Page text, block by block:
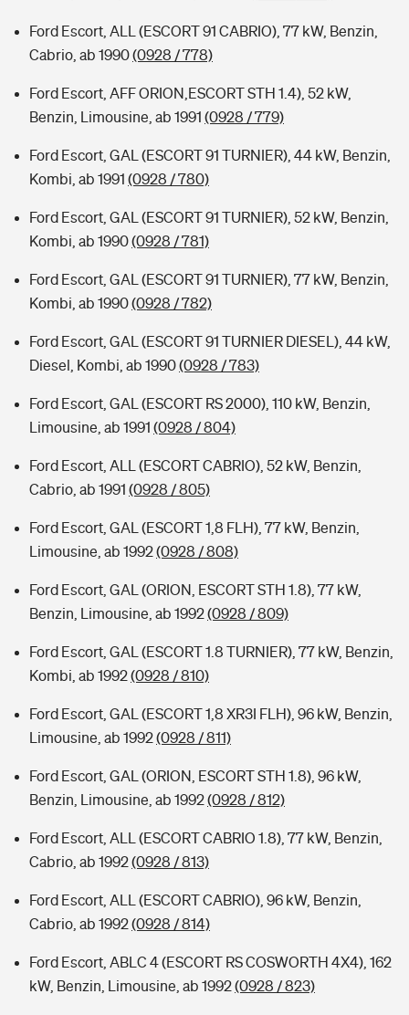
Ford Escort, ALL (ESCORT 91 CABRIO), 77 kW, Benzin,
Cabrio, ab 1990(0928 / 778)
Ford Escort, AFF ORION,ESCORT STH 1.4), 52 kW,
Benzin, Limousine, ab 1991 (0928 / 779)
Ford Escort, GAL (ESCORT 91 TURNIER), 44 kW, Benzin,
Kombi, ab 1991 (0928 / 780)
Ford Escort, GAL (ESCORT 91 TURNIER), 52 kW, Benzin,
Kombi, ab 1990(0928 / 781)
Ford Escort, GAL (ESCORT 91 TURNIER), 77 kW, Benzin,
Kombi, ab 1990(0928 / 782)
Ford Escort, GAL (ESCORT 91 TURNIER DIESEL), 44 kW,
Diesel, Kombi, ab 1990(0928 / 783)
Ford Escort, GAL (ESCORT RS 2000), 110 kW, Benzin,
Limousine, ab 1991 (0928 / 804)
Ford Escort, ALL (ESCORT CABRIO), 52 kW, Benzin,
Cabrio, ab 1991 (0928 / 805)
Ford Escort, GAL (ESCORT 1,8 FLH), 77 kW, Benzin,
Limousine, ab 1992(0928 / 808)
Ford Escort, GAL (ORION, ESCORT STH 1.8), 77 kW,
Benzin, Limousine, ab 1992(0928 / 809)
Ford Escort, GAL (ESCORT 1.8 TURNIER), 77 kW, Benzin,
Kombi, ab 1992(0928 / 810)
Ford Escort, GAL (ESCORT 1,8 XR3I FLH), 96 kW, Benzin,
Limousine, ab 1992(0928 / 811)
Ford Escort, GAL (ORION, ESCORT STH 1.8), 96 kW,
Benzin, Limousine, ab 1992(0928 / 812)
Ford Escort, ALL (ESCORT CABRIO 1.8), 77 kW, Benzin,
Cabrio, ab 1992(0928 / 813)
Ford Escort, ALL (ESCORT CABRIO), 96 kW, Benzin,
Cabrio, ab 1992(0928 / 814)
Ford Escort, ABLC 4 (ESCORT RS COSWORTH 4X4), 162
kW, Benzin, Limousine, ab 1992(0928 / 823)